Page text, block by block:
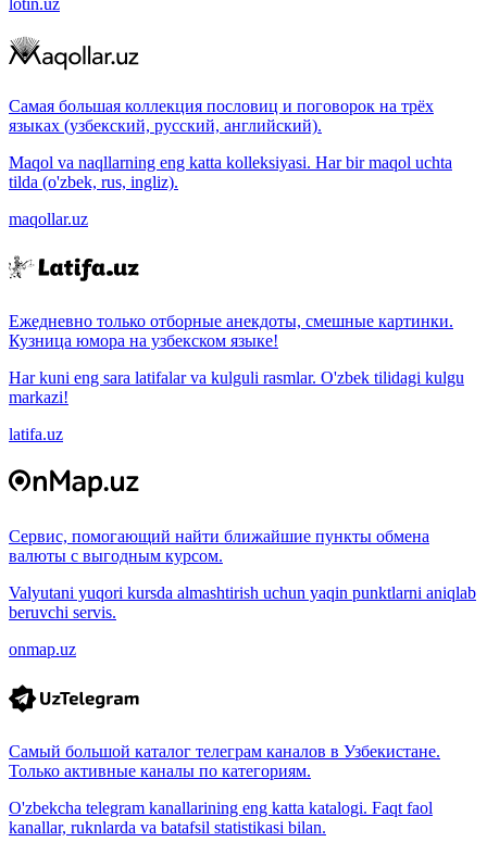
lotin.uz
Самая большая коллекция пословиц и поговорок на трёх
языках (узбекский, русский, английский).
Maqol va naqllarning eng katta kolleksiyasi. Har bir maqol uchta
tilda (o'zbek, rus, ingliz).
maqollar.uz
Ежедневно только отборные анекдоты, смешные картинки.
Кузница юмора на узбекском языке!
Har kuni eng sara latifalar va kulguli rasmlar. O'zbek tilidagi kulgu
markazi!
latifa.uz
Сервис, помогающий найти ближайшие пункты обмена
валюты с выгодным курсом.
Valyutani yuqori kursda almashtirish uchun yaqin punktlarni aniqlab
beruvchi servis.
onmap.uz
Самый большой каталог телеграм каналов в Узбекистане.
Только активные каналы по категориям.
O'zbekcha telegram kanallarining eng katta katalogi. Faqt faol
kanallar, ruknlarda va batafsil statistikasi bilan.